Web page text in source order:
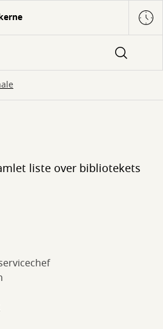
liste over bibliotekets